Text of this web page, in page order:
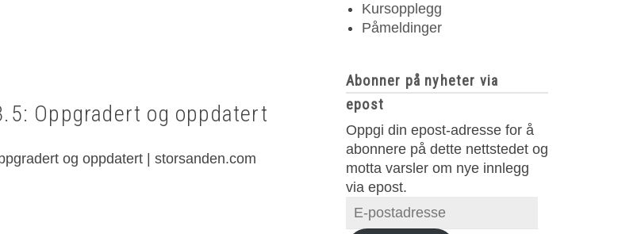
Oppgradert og oppdatert
og oppdatert | storsanden.com
Kursopplegg
Påmeldinger
Abonner på nyheter via
epost
Oppgi din epost-adresse for å
abonnere på dette nettstedet og
motta varsler om nye innlegg
via epost.
E-
postadresse